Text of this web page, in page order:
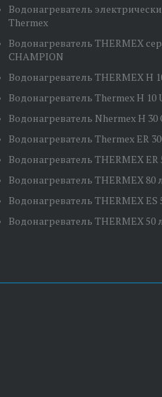
Водонагреватель
Thermex
Водонагреватель THERMEX
CHAMPION
Водонагреватель THERMEX H
Водонагреватель Thermex H 10
Водонагреватель Nhermex H 30
Водонагреватель Thermex ER
Водонагреватель THERMEX ER
Водонагреватель THERMEX 80
Водонагреватель THERMEX ES
Водонагреватель THERMEX 50